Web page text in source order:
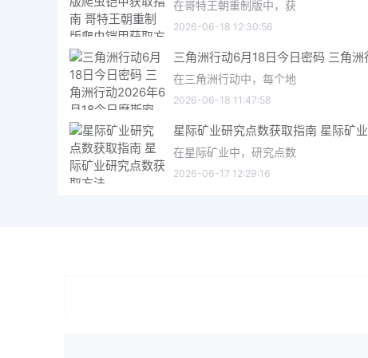
在哥特王朝重制版中，获
2026-06-18 12:30:56
在三角洲行动中，每个地
2026-06-18 11:47:58
在星际矿业中，研究点数
2026-06-17 12:29:16